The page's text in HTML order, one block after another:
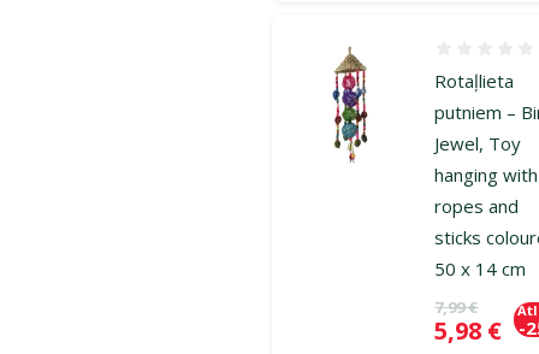
Rotaļlieta
putniem –
Jewel, Toy
hanging with
ropes and
sticks
50 x 14 cm
Oriģinālā
7,99 €
Cena
5,98 € -